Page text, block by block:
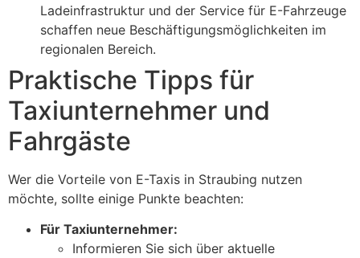
Ladeinfrastruktur und der Service für E-Fahrzeuge
schaffen neue Beschäftigungsmöglichkeiten im
regionalen Bereich.
Praktische Tipps für
Taxiunternehmer und
Fahrgäste
Wer die Vorteile von E-Taxis in Straubing nutzen
möchte, sollte einige Punkte beachten:
Für Taxiunternehmer:
Informieren Sie sich über aktuelle